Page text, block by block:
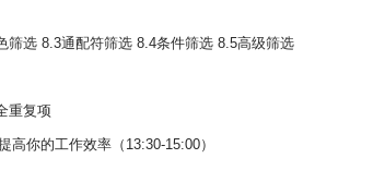
筛选 8.3通配符筛选 8.4条件筛选 8.5高级筛选
重复项
高你的工作效率（13:30-15:00）